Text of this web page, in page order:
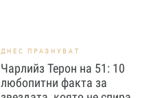
ДНЕС ПРАЗНУВАТ
Чарлийз Терон на 51: 10
любопитни факта за